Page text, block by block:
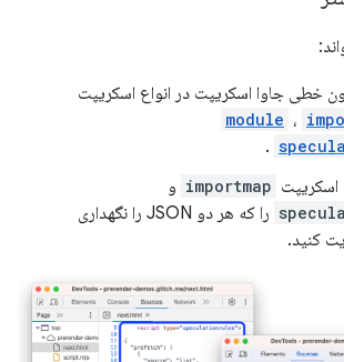
خطی جاوا اسکریپت در انواع اسکریپت
module ،
.
اسکریپت importmap و
را که هر دو JSON را نگهداری
کنید.